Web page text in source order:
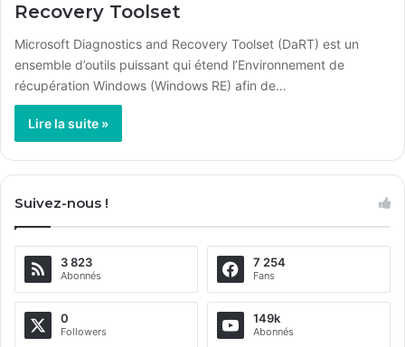
Recovery Toolset
Microsoft Diagnostics and Recovery Toolset (DaRT) est un
ensemble d’outils puissant qui étend l’Environnement de
récupération Windows (Windows RE) afin de…
Lire la suite »
Suivez-nous !
3 823
Abonnés
7 254
Fans
0
Followers
149k
Abonnés